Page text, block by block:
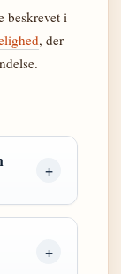
beskrevet i
, der